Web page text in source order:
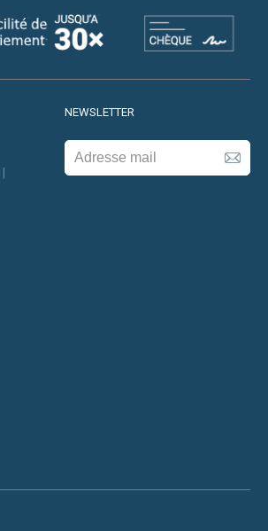
NEWSLETTER